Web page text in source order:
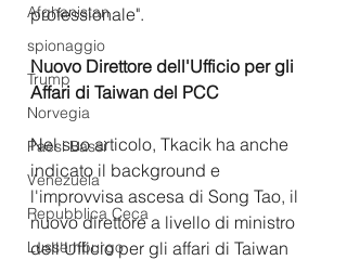
Afghanistan
spionaggio
Trump
Norvegia
Paesi Bassi
Venezuela
Repubblica Ceca
Lussemburgo
professionale".
Nuovo Direttore dell'Ufficio per gli
Affari di Taiwan del PCC
Nel suo articolo, Tkacik ha anche
indicato il background e
l'improvvisa ascesa di Song Tao, il
nuovo direttore a livello di ministro
dell'Ufficio per gli affari di Taiwan